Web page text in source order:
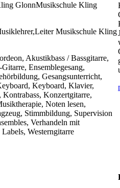
Musikschule Kling
Musikschule Kling
Akustikbass / Bassgitarre,
Ensemblegesang,
Gesangsunterricht,
Keyboard, Klavier,
Konzertgitarre,
Noten lesen,
Stimmbildung, Supervision
Verhandeln mit
Westerngitarre